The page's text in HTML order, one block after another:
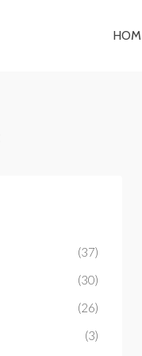
(37)
(30)
(26)
(3)